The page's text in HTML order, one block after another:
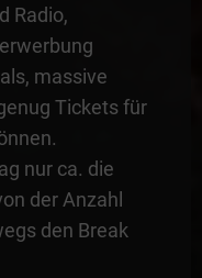
Radio,
massive
Tickets für
nur ca. die
der Anzahl
den Break